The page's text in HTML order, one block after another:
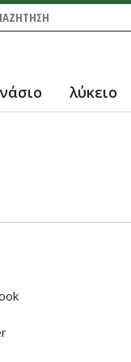
λύκειο